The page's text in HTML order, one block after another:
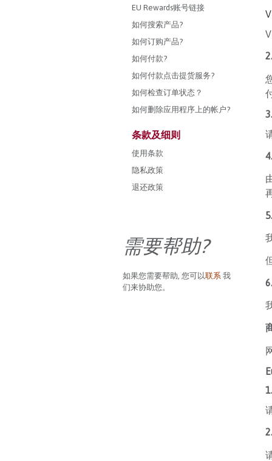
EU Rewards账号链接
如何搜索产品?
如何订购产品?
如何付款?
如何付款点击提货服务?
如何检查订单状态？
如何删除应用程序上的帐户?
条款及细则
使用条款
隐私政策
退还政策
需要帮助?
如果您需要帮助, 您可以联系 我
们来协助您。